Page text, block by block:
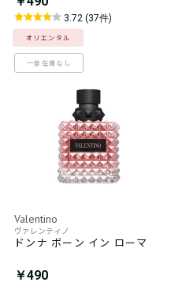
3.72 (37件)
オリエンタル
一部在庫なし
Valentino
ヴァレンティノ
ドンナ ボーン イン ローマ
￥490